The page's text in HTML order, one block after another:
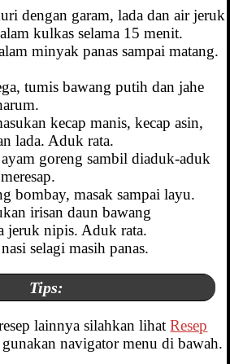
dengan garam, lada dan air jeruk
kulkas selama 15 menit.
minyak panas sampai matang.
tumis bawang putih dan jahe
kecap manis, kecap asin,
lada. Aduk rata.
goreng sambil diaduk-aduk
bombay, masak sampai layu.
irisan daun bawang
jeruk nipis. Aduk rata.
selagi masih panas.
Tips:
lainnya silahkan lihatResep
gunakan navigator menu di bawah.